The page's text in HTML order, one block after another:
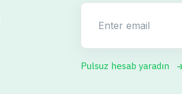
Pulsuz hesab yaradın